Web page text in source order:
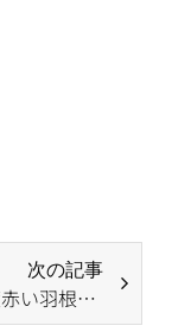
次の記事
令和４年度赤い羽根共同募金運動が始まりました